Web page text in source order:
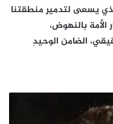
يسعى لتدميرِ منطقتنا
الأمة بالنهوض،
الضامن الوحيدِ